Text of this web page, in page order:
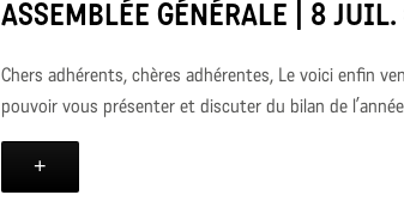
ASSEMBLÉE GÉNÉRALE | 8
Chers adhérents, chères adhérentes, Le voici enfin
pouvoir vous présenter et discuter du bilan de
+